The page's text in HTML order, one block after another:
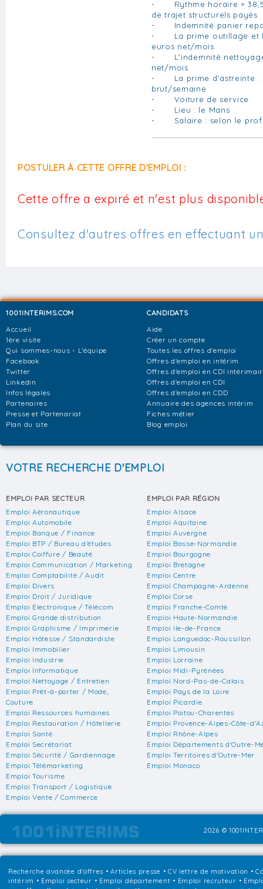
- Rythme horaire =
de trajet structurels payés
- Indemnité panier
- La prime outillage et
euros net/mois
- L'indemnité nettoyage
net/mois
- La prime d'astreinte :
brut/semaine
- Voiture de service
- Lieu : le Mans
- Salaire : selon le
POSTULER À CETTE OFFRE D'EMPLOI :
Cette offre a expiré et n'est plus
Consultez d'autres offres en effectuant
1001INTERIMS.COM
Accueil
1ère visite
Qui sommes-nous - L'équipe
Facebook
Twitter
Linkedin
Infos légales
Partenaires
Presse et Partenariat
Plan du site
CANDIDATS
Aide
Créer un compte
Toutes les offres d'emploi
Offres d'emploi en intérim
Offres d'emploi en CDI
Offres d'emploi en CDI
Offres d'emploi en CDD
Annuaire des agences intérim
Fiches métier
Blog emploi
VOTRE RECHERCHE D'EMPLOI
EMPLOI PAR SECTEUR
Emploi Aéronautique
Emploi Automobile
Emploi Banque / Finance
Emploi BTP / Bureau d'études
Emploi Coiffure / Beauté
Emploi Communication / Marketing
Emploi Comptabilité / Audit
Emploi Divers
Emploi Droit / Juridique
Emploi Electronique / Télécom
Emploi Grande distribution
Emploi Graphisme / Imprimerie
Emploi Hôtesse / Standardiste
Emploi Immobilier
Emploi Industrie
Emploi Informatique
Emploi Nettoyage / Entretien
Emploi Prêt-à-porter / Mode,
Couture
Emploi Ressources humaines
Emploi Restauration / Hôtellerie
Emploi Santé
Emploi Secrétariat
Emploi Sécurité / Gardiennage
Emploi Télémarketing
Emploi Tourisme
Emploi Transport / Logistique
Emploi Vente / Commerce
EMPLOI PAR RÉGION
Emploi Alsace
Emploi Aquitaine
Emploi Auvergne
Emploi Basse-Normandie
Emploi Bourgogne
Emploi Bretagne
Emploi Centre
Emploi Champagne-Ardenne
Emploi Corse
Emploi Franche-Comté
Emploi Haute-Normandie
Emploi Ile-de-France
Emploi Languedoc-Roussillon
Emploi Limousin
Emploi Lorraine
Emploi Midi-Pyrénées
Emploi Nord-Pas-de-Calais
Emploi Pays de la Loire
Emploi Picardie
Emploi Poitou-Charentes
Emploi Provence-Alpes-Côte-
Emploi Rhône-Alpes
Emploi Départements d'Outre-
Emploi Territoires d'Outre-Mer
Emploi Monaco
2026 ©
Recherche avancée d'offres •Articles presse • CV lettre de motivation •
intérim • Emploi secteur • Emploi département • Emploi recruteur •